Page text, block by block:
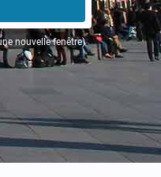
nouvelle fenêtre)